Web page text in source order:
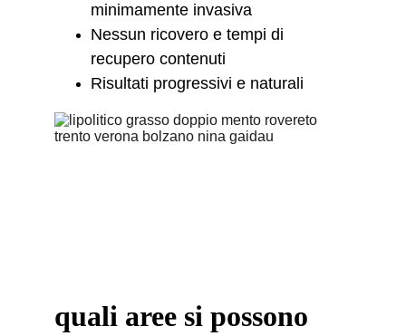
minimamente invasiva
Nessun ricovero e tempi di
recupero contenuti
Risultati progressivi e naturali
quali aree si possono